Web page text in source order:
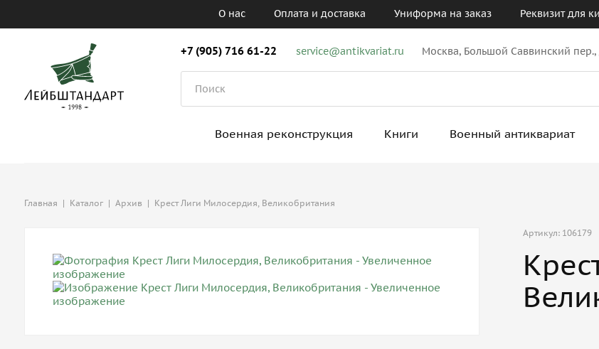
О нас Оплата и доставка Униформа на заказ Реквизит для
+7 (905) 716 61-22 service@antikvariat.ru Москва, Большой Саввинский пер.,
Военная реконструкция Книги Военный антиквариат
Главная | Каталог | Архив | Крест Лиги Милосердия, Великобритания
Артикул: 106179